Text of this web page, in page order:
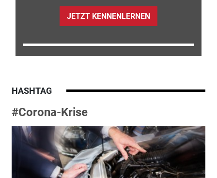
JETZT KENNENLERNEN
HASHTAG
#Corona-Krise